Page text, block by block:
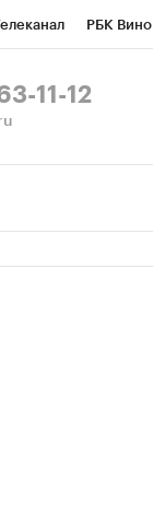
РБК Вино
11-12